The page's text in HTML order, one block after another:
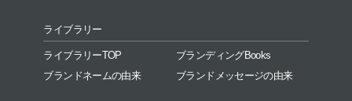
ライブラリー
ライブラリーTOP
ブランディングBooks
ブランドネームの由来
ブランドメッセージの由来